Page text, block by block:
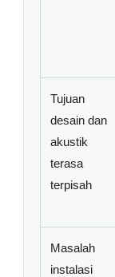
Tujuan
desain dan
akustik
terasa
terpisah
Masalah
instalasi